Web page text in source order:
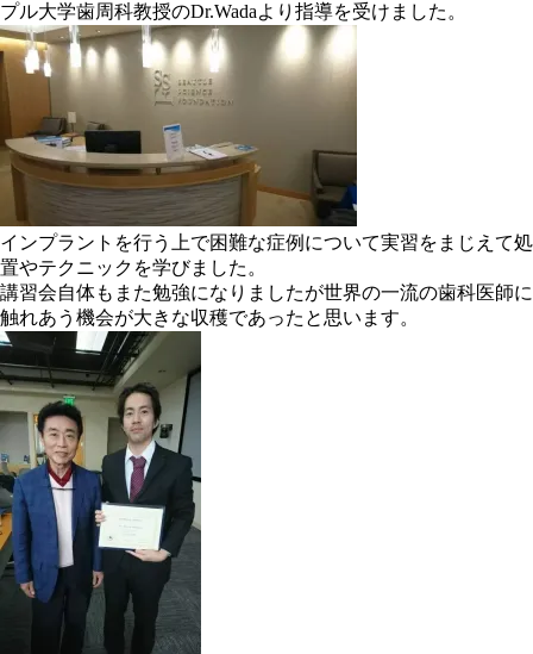
プル大学歯周科教授のDr.Wadaより指導を受けました。
インプラントを行う上で困難な症例について実習をまじえて処
置やテクニックを学びました。
講習会自体もまた勉強になりましたが世界の一流の歯科医師に
触れあう機会が大きな収穫であったと思います。